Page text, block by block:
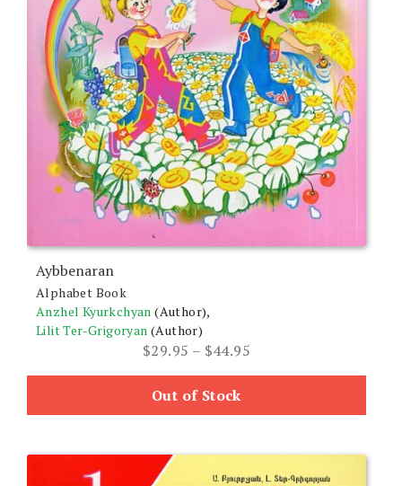
Aybbenaran
Alphabet Book
Anzhel Kyurkchyan (Author),
Lilit Ter-Grigoryan (Author)
$29.95 – $44.95
range:
through
Out of Stock
chosen
on
the
product
page